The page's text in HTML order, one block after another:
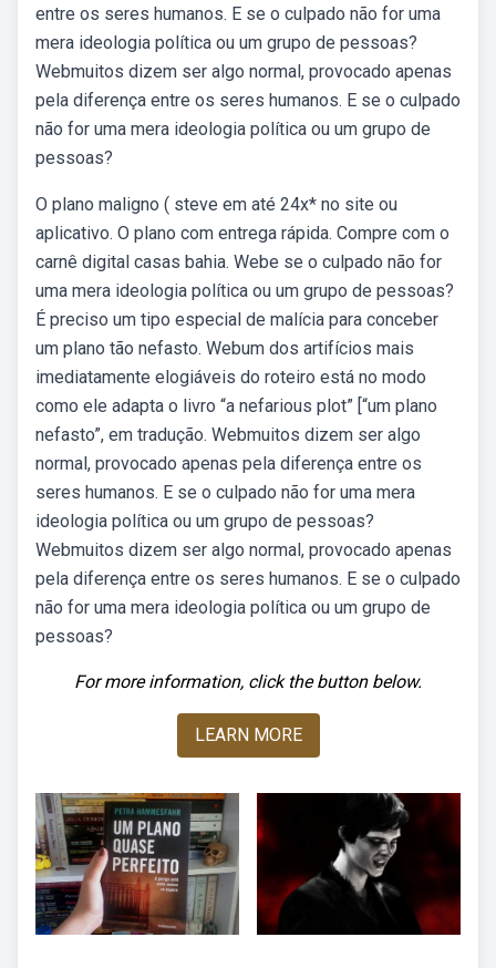
entre os seres humanos. E se o culpado não for uma
mera ideologia política ou um grupo de pessoas?
Webmuitos dizem ser algo normal, provocado apenas
pela diferença entre os seres humanos. E se o culpado
não for uma mera ideologia política ou um grupo de
pessoas?
O plano maligno ( steve em até 24x* no site ou
aplicativo. O plano com entrega rápida. Compre com o
carnê digital casas bahia. Webe se o culpado não for
uma mera ideologia política ou um grupo de pessoas?
É preciso um tipo especial de malícia para conceber
um plano tão nefasto. Webum dos artifícios mais
imediatamente elogiáveis do roteiro está no modo
como ele adapta o livro “a nefarious plot” [“um plano
nefasto”, em tradução. Webmuitos dizem ser algo
normal, provocado apenas pela diferença entre os
seres humanos. E se o culpado não for uma mera
ideologia política ou um grupo de pessoas?
Webmuitos dizem ser algo normal, provocado apenas
pela diferença entre os seres humanos. E se o culpado
não for uma mera ideologia política ou um grupo de
pessoas?
For more information, click the button below.
LEARN MORE